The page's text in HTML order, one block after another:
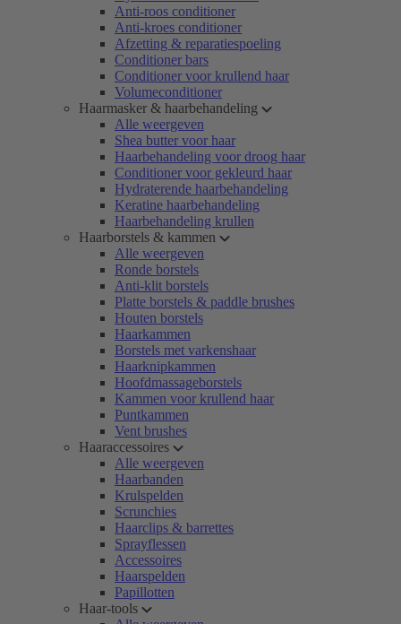
Anti-roos conditioner
Anti-kroes conditioner
Afzetting & reparatiespoeling
Conditioner bars
Conditioner voor krullend haar
Volumeconditioner
Haarmasker & haarbehandeling
Alle weergeven
Shea butter voor haar
Haarbehandeling voor droog haar
Conditioner voor gekleurd haar
Hydraterende haarbehandeling
Keratine haarbehandeling
Haarbehandeling krullen
Haarborstels & kammen
Alle weergeven
Ronde borstels
Anti-klit borstels
Platte borstels & paddle brushes
Houten borstels
Haarkammen
Borstels met varkenshaar
Haarknipkammen
Hoofdmassageborstels
Kammen voor krullend haar
Puntkammen
Vent brushes
Haaraccessoires
Alle weergeven
Haarbanden
Krulspelden
Scrunchies
Haarclips & barrettes
Sprayflessen
Accessoires
Haarspelden
Papillotten
Haar-tools